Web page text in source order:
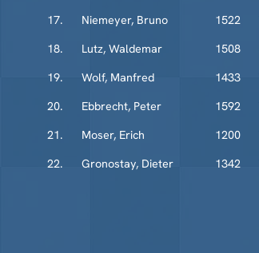
17.
Niemeyer, Bruno 1522
18.
Lutz, Waldemar 1508
19.
Wolf, Manfred 1433
20.
Ebbrecht, Peter 1592
21.
Moser, Erich 1200
22.
Gronostay, Dieter 1342